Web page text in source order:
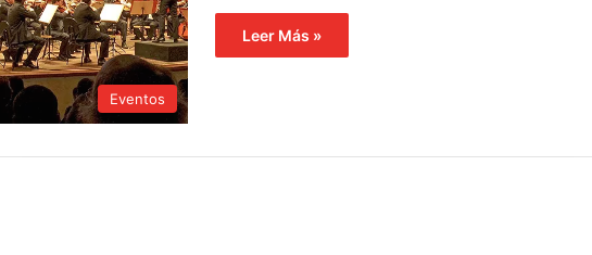
Eventos
Leer Más »